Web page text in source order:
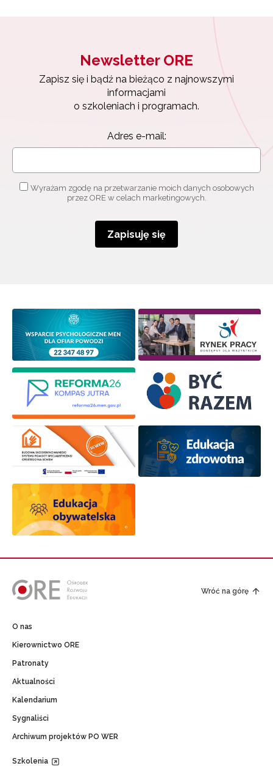
Newsletter ORE
Zapisz się i bądź na bieżąco z najnowszymi
informacjami
o szkoleniach i programach.
Adres e-mail:
Wyrażam zgodę na przetwarzanie moich danych osobowych
przez ORE w celach marketingowych.
Zapisuję się
Wróć na górę
O nas
Kierownictwo ORE
Patronaty
Aktualności
Kalendarium
Sygnaliści
Archiwum projektów PO WER
Szkolenia